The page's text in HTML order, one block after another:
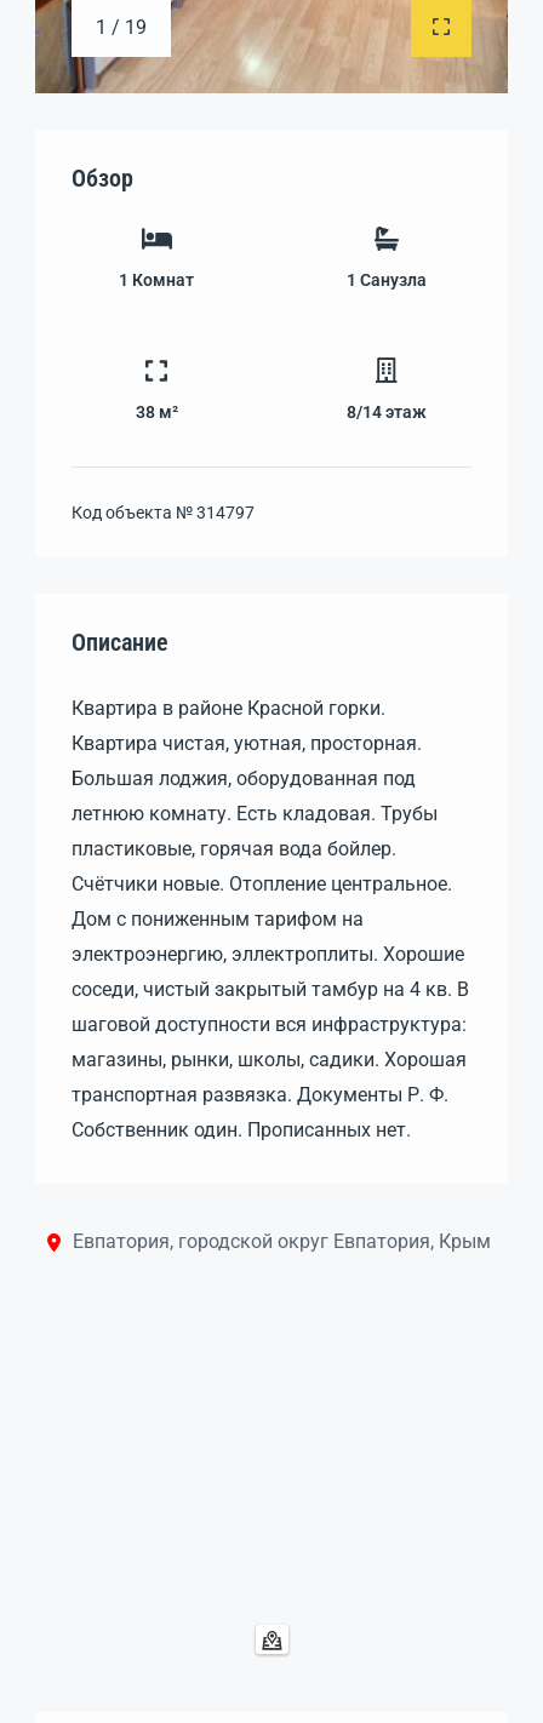
1 / 19
Обзор
1 Комнат 1 Санузла
38 м² 8/14этаж
Код объекта №314797
Описание
Квартира в районе Красной горки.
Квартира чистая, уютная, просторная.
Большая лоджия, оборудованная под
летнюю комнату. Есть кладовая. Трубы
пластиковые, горячая вода бойлер.
Счётчики новые. Отопление центральное.
Дом с пониженным тарифом на
электроэнергию, эллектроплиты. Хорошие
соседи, чистый закрытый тамбур на 4 кв. В
шаговой доступности вся инфраструктура:
магазины, рынки, школы, садики. Хорошая
транспортная развязка. Документы Р. Ф.
Собственник один. Прописанных нет.
Евпатория, городской округ Евпатория, Крым